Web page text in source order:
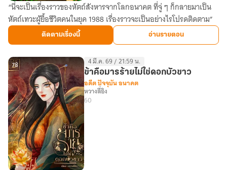
อ
วี๋
เซิง
หัตถ์
เทวะ
จาก
วัน
สิ้น
โลก
“นี่จะเป็นเรื่องราวของหัตถ์สังหารจากโลกอนาคต ที่จู่ ๆ ก็กลายมาเป็น
หัตถ์เทวะผู้ยื้อชีวิตคนในยุค 1988 เรื่องราวจะเป็นอย่างไรโปรดติดตาม”
ติดตามเรื่องนี้ อ่านรายตอน
78 4 มี.ค. 69 / 21:59 น.
ข้าคือมารร้ายไม่ใช่ดอกบัวขาว
อดีต ปัจจุบัน อนาคต
หวางลี่อิง
60